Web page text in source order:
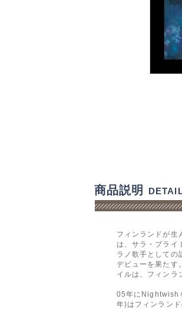
商品説明
フィンランドが生
は、サラ・ブライ
ラノ歌手として
デビューを果たす
イルは、フィンラ
05年にNightwish
年)はフィンラン